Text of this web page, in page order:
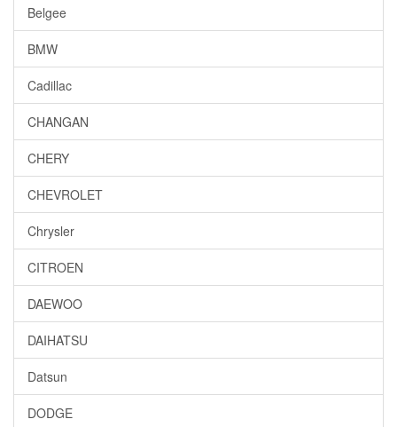
Belgee
BMW
Cadillac
CHANGAN
CHERY
CHEVROLET
Chrysler
CITROEN
DAEWOO
DAIHATSU
Datsun
DODGE